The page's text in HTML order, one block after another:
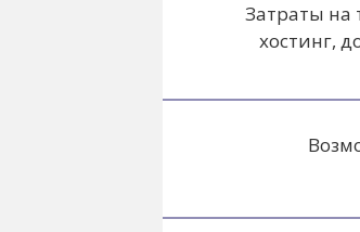
Затраты на
хостинг,